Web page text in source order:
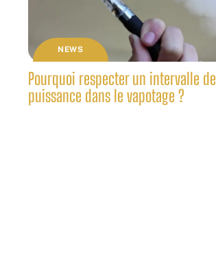
NEWS
Pourquoi respecter un intervalle de
puissance dans le vapotage ?